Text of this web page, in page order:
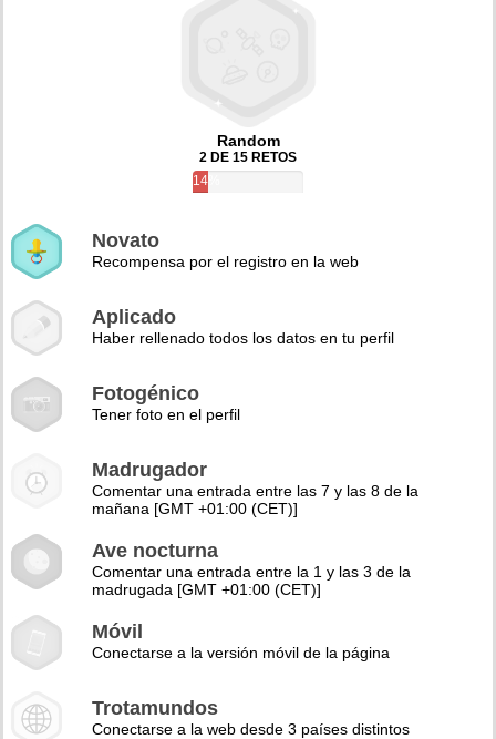
Random
2 DE 15 RETOS
14%
Novato
Recompensa por el registro en la web
Aplicado
Haber rellenado todos los datos en tu perfil
Fotogénico
Tener foto en el perfil
Madrugador
Comentar una entrada entre las 7 y las 8 de la
mañana [GMT +01:00 (CET)]
Ave nocturna
Comentar una entrada entre la 1 y las 3 de la
madrugada [GMT +01:00 (CET)]
Móvil
Conectarse a la versión móvil de la página
Trotamundos
Conectarse a la web desde 3 países distintos